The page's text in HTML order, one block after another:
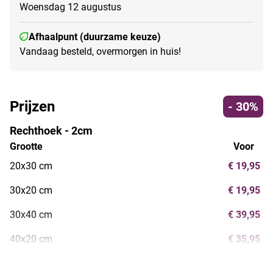
Woensdag 12 augustus
Afhaalpunt (duurzame keuze)
Vandaag besteld, overmorgen in huis!
Prijzen - 30%
Rechthoek - 2cm
Grootte
20x30 cm
30x20 cm
30x40 cm
40x20 cm
Voor
€ 19,95
€ 19,95
€ 39,95
€ 35,95